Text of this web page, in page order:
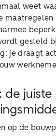
weet
maatregelen
gesteld
je draagt
de juiste
op de